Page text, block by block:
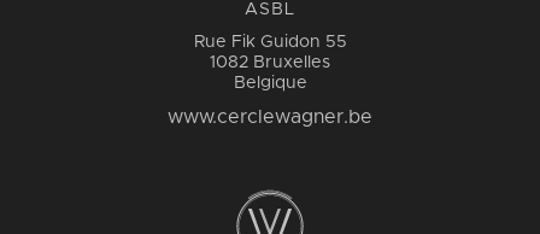
ASBL
Rue Fik Guidon 55
1082 Bruxelles
Belgique
www.cerclewagner.be